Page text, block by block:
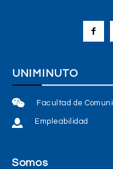
UNIMINUTO
Facultad de
Empleabilidad
Somos